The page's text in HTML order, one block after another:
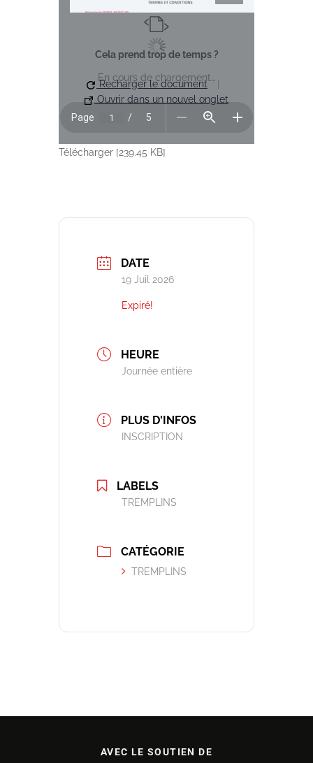
En cours de chargement…
Cela prend trop de temps ?
Recharger le document
Ouvrir dans un nouvel onglet
Télécharger [239.45 KB]
DATE
19 Juil 2026
Expiré!
HEURE
Journée entière
PLUS D'INFOS
INSCRIPTION
LABELS
TREMPLINS
CATÉGORIE
TREMPLINS
AVEC LE SOUTIEN DE